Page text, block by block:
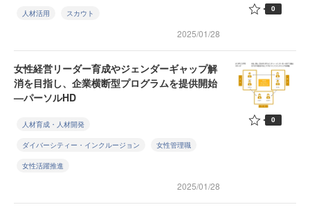
人材活用 スカウト
2025/01/28
0
女性経営リーダー育成やジェンダーギャップ解
消を目指し、企業横断型プログラムを提供開始
—パーソルHD
人材育成・人材開発
ダイバーシティー・インクルージョン 女性管理職
女性活躍推進
2025/01/28
0